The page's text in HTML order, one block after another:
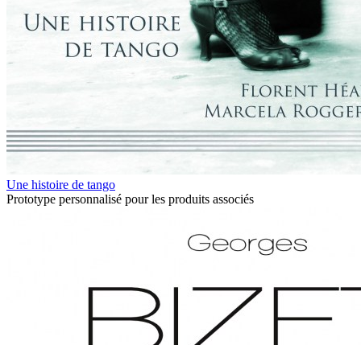
Une histoire de tango
Prototype personnalisé pour les produits associés